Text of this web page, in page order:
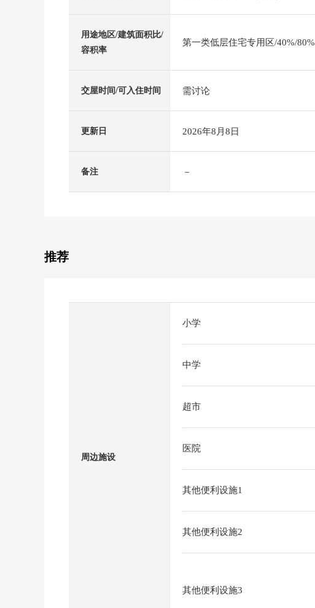
用途地区/建筑面积比/
容积率
第一类低层住宅专用区/40%/80%
交屋时间/可入住时间 需讨论
更新日 2026年8月8日
备注 －
推荐
周边施设
小学
中学
超市
医院
其他便利设施1
其他便利设施2
其他便利设施3